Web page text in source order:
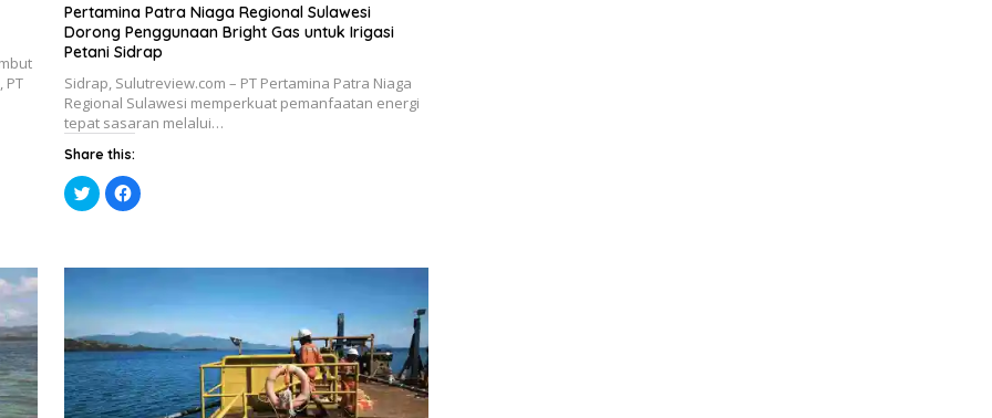
PT
Pertamina Patra Niaga Regional Sulawesi
Dorong Penggunaan Bright Gas untuk Irigasi
Petani Sidrap
Sidrap, Sulutreview.com – PT Pertamina Patra Niaga
Regional Sulawesi memperkuat pemanfaatan energi
tepat sasaran melalui…
Share this:
K
l
t
b
r
b
a
g
i
p
K
l
t
m
e
m
b
a
g
i
k